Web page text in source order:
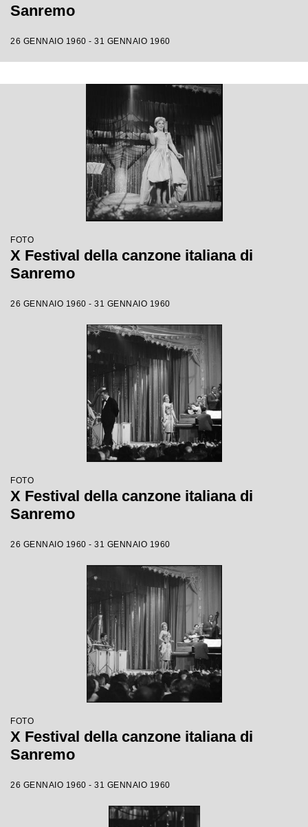
Sanremo
26 GENNAIO 1960 - 31 GENNAIO 1960
FOTO
X Festival della canzone italiana di
Sanremo
26 GENNAIO 1960 - 31 GENNAIO 1960
FOTO
X Festival della canzone italiana di
Sanremo
26 GENNAIO 1960 - 31 GENNAIO 1960
FOTO
X Festival della canzone italiana di
Sanremo
26 GENNAIO 1960 - 31 GENNAIO 1960